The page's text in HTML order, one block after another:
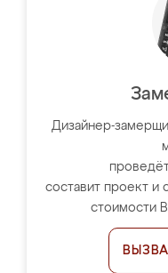
Дизайнер-
составит проект и
стоимости